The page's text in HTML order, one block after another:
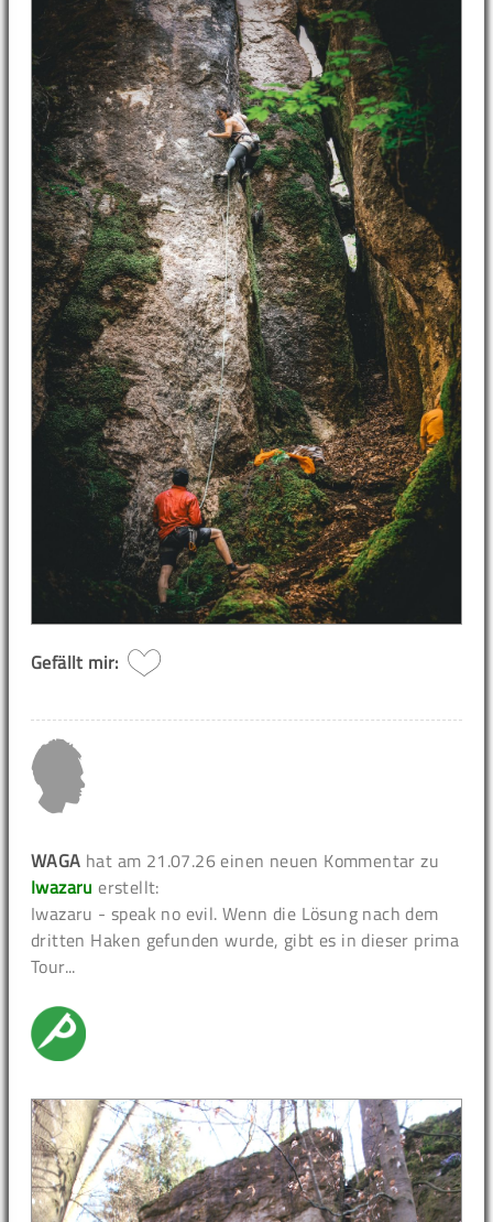
Gefällt mir:
WAGA hat am 21.07.26 einen neuen Kommentar zu
Iwazaru erstellt:
Iwazaru - speak no evil. Wenn die Lösung nach dem
dritten Haken gefunden wurde, gibt es in dieser prima
Tour...